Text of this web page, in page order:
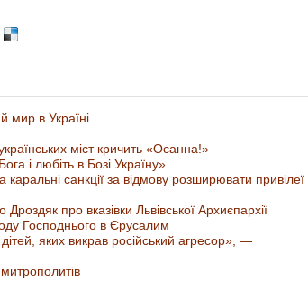
мир в Україні
міст кричить «Осанна!»
і любіть в Бозі Україну»
санкції за відмову розширювати привілеї
про вказівки Львівської Архиєпархії
Господнього в Єрусалим
яких викрав російський агресор», —